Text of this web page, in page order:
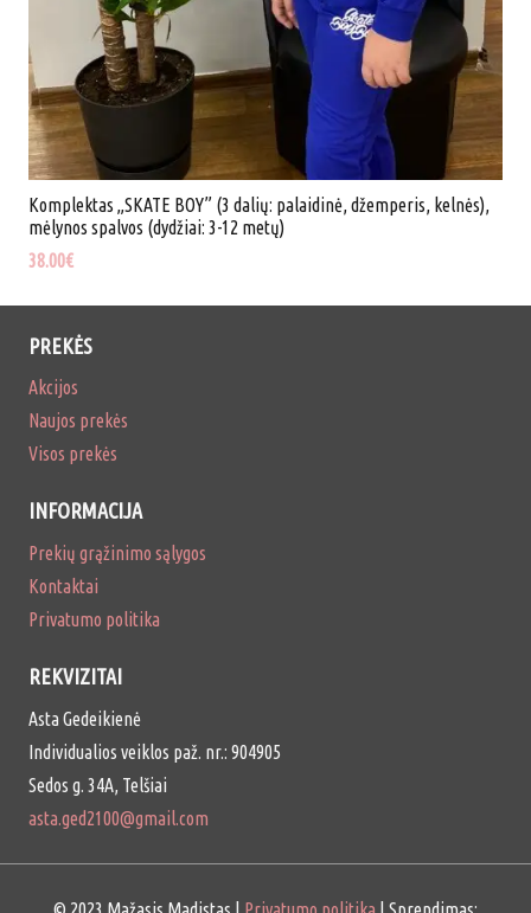
Komplektas „SKATE BOY” (3 dalių: palaidinė, džemperis, kelnės),
mėlynos spalvos (dydžiai: 3-12 metų)
38.00€
PREKĖS
Akcijos
Naujos prekės
Visos prekės
INFORMACIJA
Prekių grąžinimo sąlygos
Kontaktai
Privatumo politika
REKVIZITAI
Asta Gedeikienė
Individualios veiklos paž. nr.: 904905
Sedos g. 34A, Telšiai
asta.ged2100@gmail.com